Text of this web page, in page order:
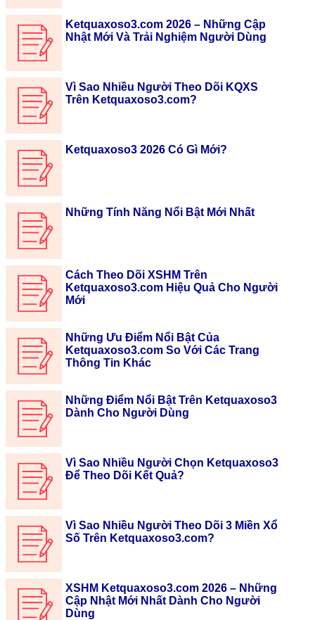
Ketquaxoso3.com 2026 – Những Cập
Nhật Mới Và Trải Nghiệm Người Dùng
Vì Sao Nhiều Người Theo Dõi KQXS
Trên Ketquaxoso3.com?
Ketquaxoso3 2026 Có Gì Mới?
Những Tính Năng Nổi Bật Mới Nhất
Cách Theo Dõi XSHM Trên
Ketquaxoso3.com Hiệu Quả Cho Người
Mới
Những Ưu Điểm Nổi Bật Của
Ketquaxoso3.com So Với Các Trang
Thông Tin Khác
Những Điểm Nổi Bật Trên Ketquaxoso3
Dành Cho Người Dùng
Vì Sao Nhiều Người Chọn Ketquaxoso3
Để Theo Dõi Kết Quả?
Vì Sao Nhiều Người Theo Dõi 3 Miền Xổ
Số Trên Ketquaxoso3.com?
XSHM Ketquaxoso3.com 2026 – Những
Cập Nhật Mới Nhất Dành Cho Người
Dùng